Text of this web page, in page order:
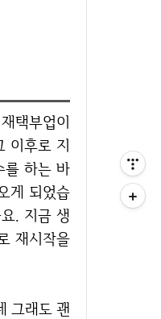
이후로 지
를 하는 바
게 되었습
. 지금 생
재시작을